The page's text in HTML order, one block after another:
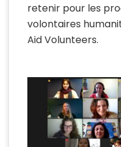
retenir pour les
volontaires
Aid Volunteers.